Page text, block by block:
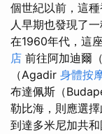
個世紀以前，這
人早期也發現了
在1960年代，這
店 前往阿加迪爾
（Agadir 身體按
布達佩斯（
勒比海，則應選擇
到達多米尼加共